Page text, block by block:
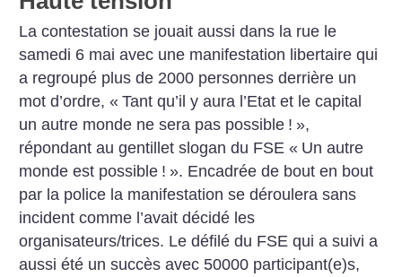
La contestation se jouait aussi dans la rue le
samedi 6 mai avec une manifestation libertaire qui
a regroupé plus de 2000 personnes derrière un
mot d’ordre, « Tant qu’il y aura l’Etat et le capital
un autre monde ne sera pas possible ! »,
répondant au gentillet slogan du FSE « Un autre
monde est possible ! ». Encadrée de bout en bout
par la police la manifestation se déroulera sans
incident comme l’avait décidé les
organisateurs/trices. Le défilé du FSE qui a suivi a
aussi été un succès avec 50000 participant(e)s,